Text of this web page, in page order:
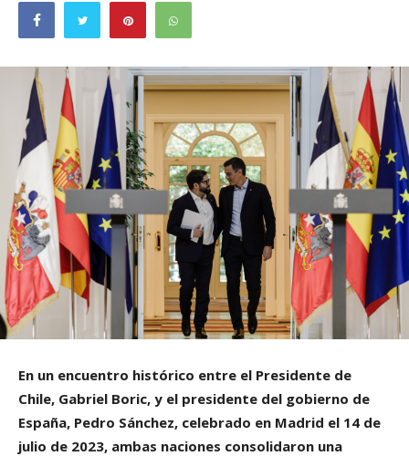
En un encuentro histórico entre el Presidente de
Chile, Gabriel Boric, y el presidente del gobierno de
España, Pedro Sánchez, celebrado en Madrid el 14 de
julio de 2023, ambas naciones consolidaron una